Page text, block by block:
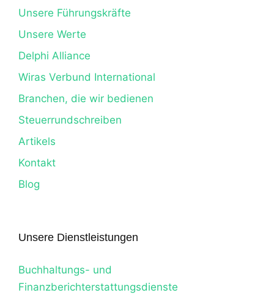
Unsere Führungskräfte
Unsere Werte
Delphi Alliance
Wiras Verbund International
Branchen, die wir bedienen
Steuerrundschreiben
Artikels
Kontakt
Blog
Unsere Dienstleistungen
Buchhaltungs- und
Finanzberichterstattungsdienste